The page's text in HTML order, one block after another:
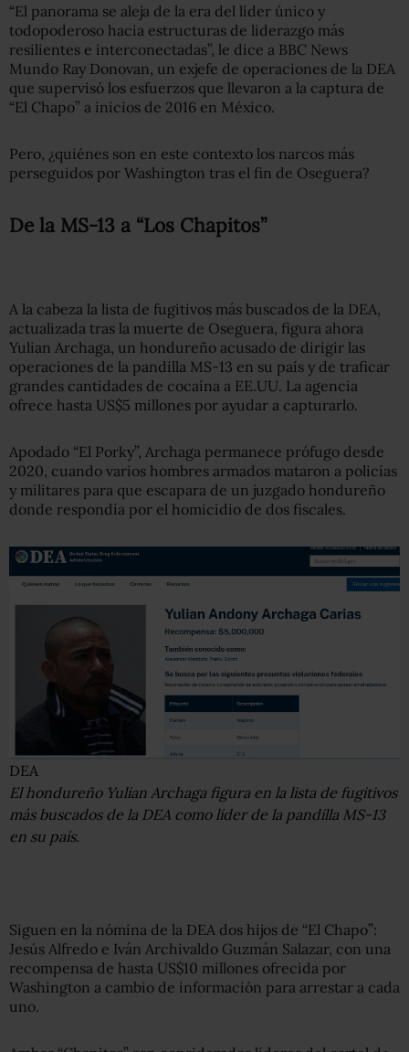
“El panorama se aleja de la era del líder único y
todopoderoso hacia estructuras de liderazgo más
resilientes e interconectadas”, le dice a BBC News
Mundo Ray Donovan, un exjefe de operaciones de la DEA
que supervisó los esfuerzos que llevaron a la captura de
“El Chapo” a inicios de 2016 en México.
Pero, ¿quiénes son en este contexto los narcos más
perseguidos por Washington tras el fin de Oseguera?
De la MS-13 a “Los Chapitos”
A la cabeza la lista de fugitivos más buscados de la DEA,
actualizada tras la muerte de Oseguera, figura ahora
Yulian Archaga, un hondureño acusado de dirigir las
operaciones de la pandilla MS-13 en su país y de traficar
grandes cantidades de cocaína a EE.UU. La agencia
ofrece hasta US$5 millones por ayudar a capturarlo.
Apodado “El Porky”, Archaga permanece prófugo desde
2020, cuando varios hombres armados mataron a policías
y militares para que escapara de un juzgado hondureño
donde respondía por el homicidio de dos fiscales.
DEA
El hondureño Yulian Archaga figura en la lista de fugitivos
más buscados de la DEA como líder de la pandilla MS-13
en su país.
Siguen en la nómina de la DEA dos hijos de “El Chapo”:
Jesús Alfredo e Iván Archivaldo Guzmán Salazar, con una
recompensa de hasta US$10 millones ofrecida por
Washington a cambio de información para arrestar a cada
uno.